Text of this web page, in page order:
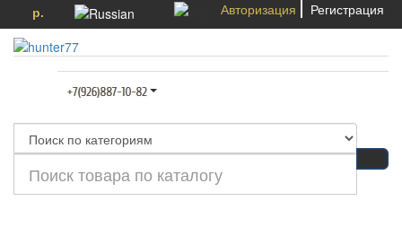
р. Авторизация Регистрация